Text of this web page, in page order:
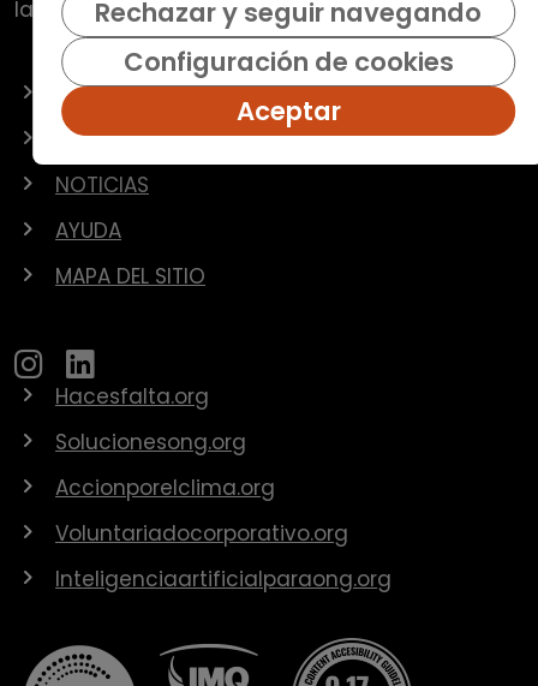
laboral de colectivos vulnerables.
OFERTAS
EMPRESAS
NOTICIAS
AYUDA
MAPA DEL SITIO
Hacesfalta.org
Solucionesong.org
Accionporelclima.org
Voluntariadocorporativo.org
Inteligenciaartificialparaong.org
Rechazar y seguir navegando
Configuración de cookies
Aceptar